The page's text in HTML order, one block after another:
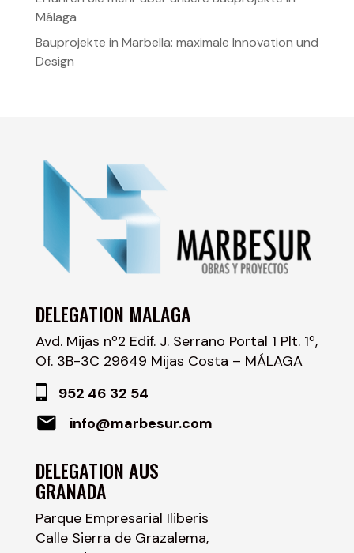
Málaga
Bauprojekte in Marbella: maximale Innovation und
Design
DELEGATION MALAGA
Avd. Mijas nº2 Edif. J. Serrano Portal 1 Plt. 1ª,
Of. 3B-3C 29649 Mijas Costa – MÁLAGA
952 46 32 54
info@marbesur.com
DELEGATION AUS
GRANADA
Parque Empresarial Iliberis
Calle Sierra de Grazalema,